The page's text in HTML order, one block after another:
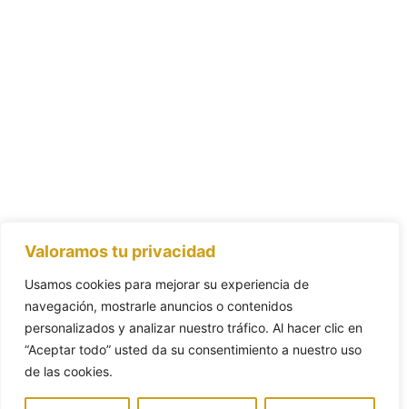
Valoramos tu privacidad
Usamos cookies para mejorar su experiencia de
navegación, mostrarle anuncios o contenidos
personalizados y analizar nuestro tráfico. Al hacer clic en
“Aceptar todo” usted da su consentimiento a nuestro uso
de las cookies.